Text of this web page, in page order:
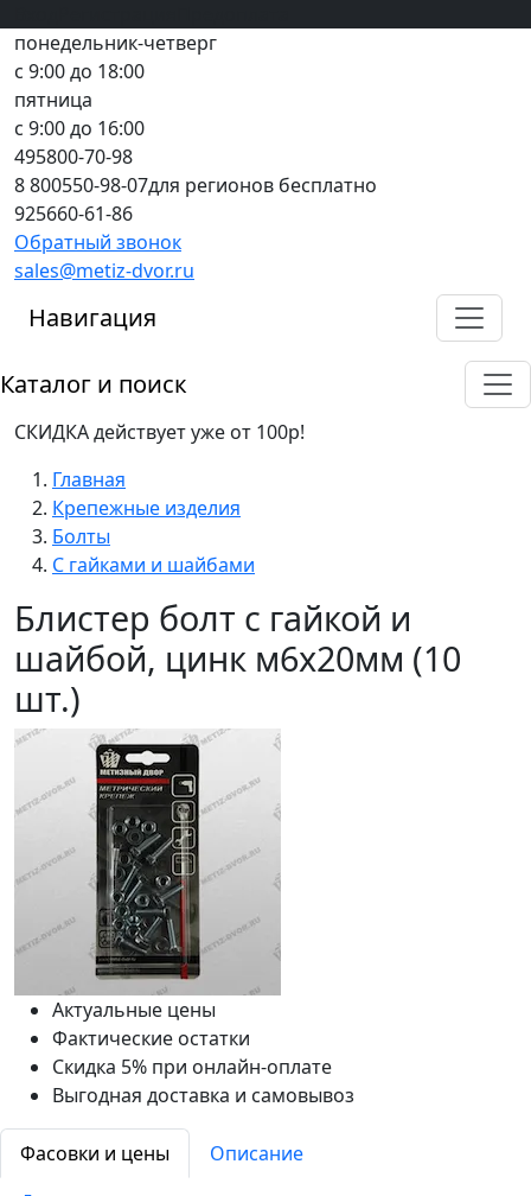
понедельник-четверг
с 9:00 до 18:00
пятница
с 9:00 до 16:00
495800-70-98
8 800550-98-07для регионов бесплатно
925660-61-86
Обратный звонок
sales@metiz-dvor.ru
Навигация
Каталог и поиск
СКИДКА действует уже от 100р!
Главная
Крепежные изделия
Болты
С гайками и шайбами
Блистер болт с гайкой и
шайбой, цинк м6х20мм (10
шт.)
Актуальные цены
Фактические остатки
Скидка 5% при онлайн-оплате
Выгодная доставка и самовывоз
Фасовки и цены
Описание